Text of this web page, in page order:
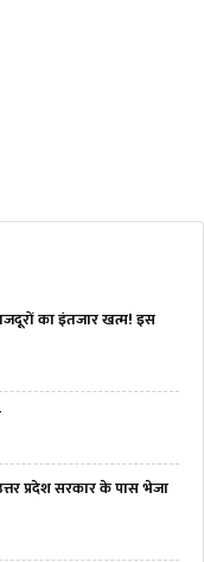
का इंतजार खत्म! इस
प्रदेश सरकार के पास भेजा